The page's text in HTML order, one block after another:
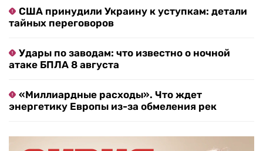
США принудили Украину к уступкам: детали
тайных переговоров
Удары по заводам: что известно о ночной
атаке БПЛА 8 августа
«Миллиардные расходы». Что ждет
энергетику Европы из-за обмеления рек